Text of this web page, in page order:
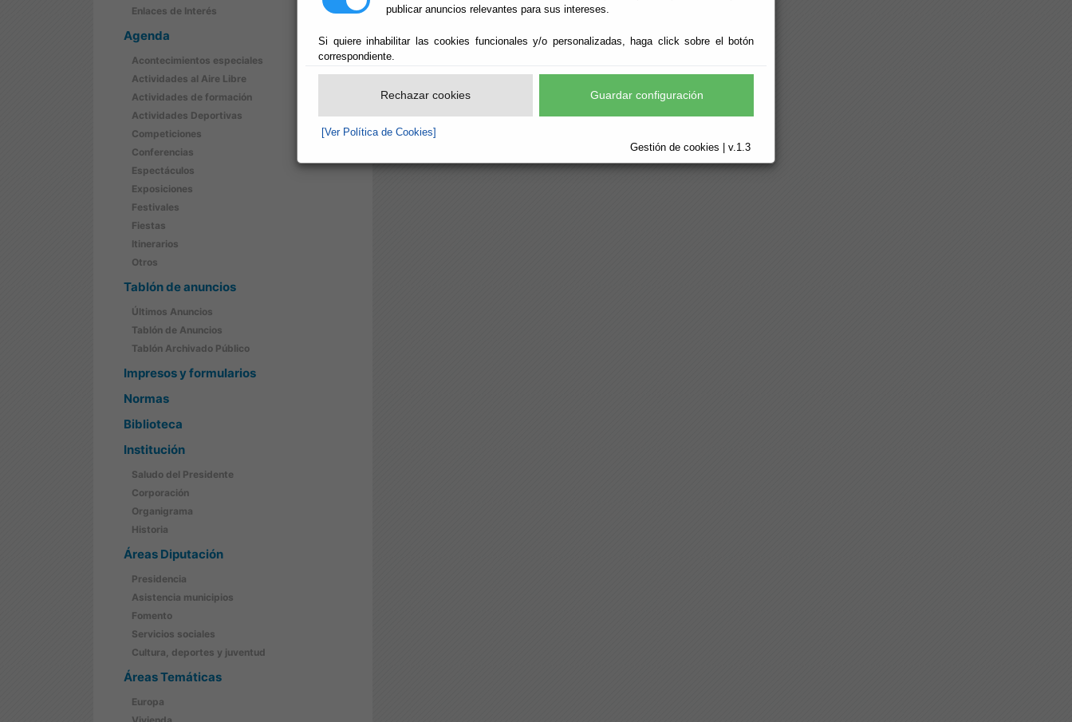
publicar anuncios relevantes para sus intereses.
Si quiere inhabilitar las cookies funcionales y/o personalizadas, haga click sobre el botón
correspondiente.
Rechazar cookies Guardar configuración
[Ver Política de Cookies]
Gestión de cookies | v.1.3
Enlaces de Interés
Agenda
Acontecimientos especiales
Actividades al Aire Libre
Actividades de formación
Actividades Deportivas
Competiciones
Conferencias
Espectáculos
Exposiciones
Festivales
Fiestas
Itinerarios
Otros
Tablón de anuncios
Últimos Anuncios
Tablón de Anuncios
Tablón Archivado Público
Impresos y formularios
Normas
Biblioteca
Institución
Saludo del Presidente
Corporación
Organigrama
Historia
Áreas Diputación
Presidencia
Asistencia municipios
Fomento
Servicios sociales
Cultura, deportes y juventud
Áreas Temáticas
Europa